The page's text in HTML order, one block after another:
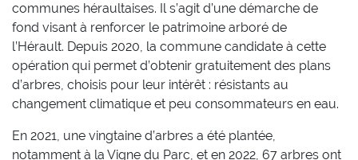
communes héraultaises. Il s’agit d’une démarche de
fond visant à renforcer le patrimoine arboré de
l’Hérault. Depuis 2020, la commune candidate à cette
opération qui permet d’obtenir gratuitement des plans
d’arbres, choisis pour leur intérêt : résistants au
changement climatique et peu consommateurs en eau.
En 2021, une vingtaine d’arbres a été plantée,
notamment à la Vigne du Parc, et en 2022, 67 arbres ont